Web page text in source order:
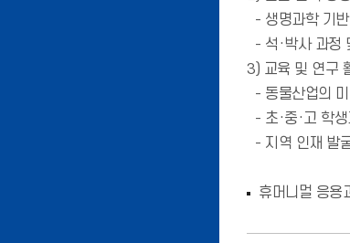
- 생명과학 기
- 석·박사 과정
3) 교육 및 연구
- 동물산업의
- 초·중·고 학
- 지역 인재 발
휴머니멀 응용